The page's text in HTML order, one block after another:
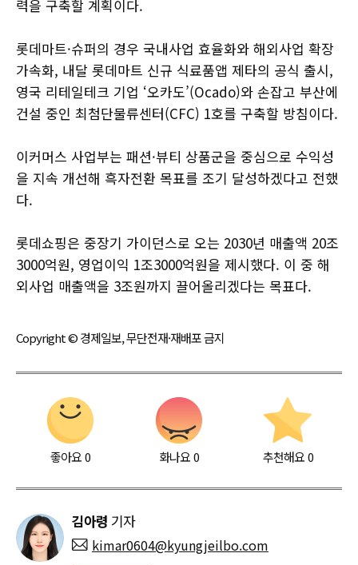
력을 구축할 계획이다.
롯데마트·슈퍼의 경우 국내사업 효율화와 해외사업 확장
가속화, 내달 롯데마트 신규 식료품앱 제타의 공식 출시,
영국 리테일테크 기업 ‘오카도’(Ocado)와 손잡고 부산에
건설 중인 최첨단물류센터(CFC) 1호를 구축할 방침이다.
이커머스 사업부는 패션·뷰티 상품군을 중심으로 수익성
을 지속 개선해 흑자전환 목표를 조기 달성하겠다고 전했
다.
롯데쇼핑은 중장기 가이던스로 오는 2030년 매출액 20조
3000억원, 영업이익 1조3000억원을 제시했다. 이 중 해
외사업 매출액을 3조원까지 끌어올리겠다는 목표다.
Copyright © 경제일보, 무단전재·재배포 금지
좋아요0 화나요0 추천해요 0
김아령 기자
kimar0604@kyungjeilbo.com